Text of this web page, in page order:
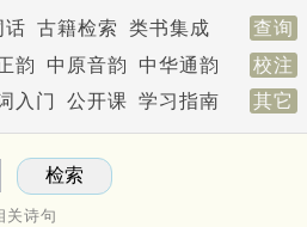
话 古籍检索 类书集成 查询
韵 中原音韵 中华通韵 校注
入门 公开课 学习指南 其它
关诗句